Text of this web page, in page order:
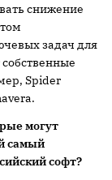
снижение
задач для
Spider
могут
самый
софт?